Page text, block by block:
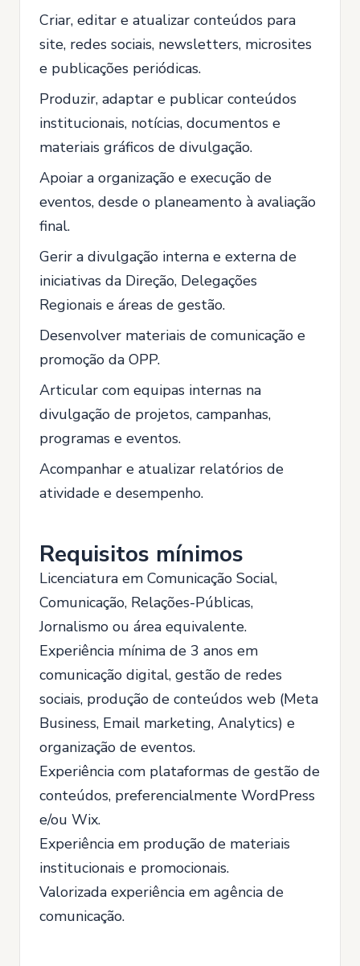
Criar, editar e atualizar conteúdos para
site, redes sociais, newsletters, microsites
e publicações periódicas.
Produzir, adaptar e publicar conteúdos
institucionais, notícias, documentos e
materiais gráficos de divulgação.
Apoiar a organização e execução de
eventos, desde o planeamento à avaliação
final.
Gerir a divulgação interna e externa de
iniciativas da Direção, Delegações
Regionais e áreas de gestão.
Desenvolver materiais de comunicação e
promoção da OPP.
Articular com equipas internas na
divulgação de projetos, campanhas,
programas e eventos.
Acompanhar e atualizar relatórios de
atividade e desempenho.
Requisitos mínimos
Licenciatura em Comunicação Social,
Comunicação, Relações-Públicas,
Jornalismo ou área equivalente.
Experiência mínima de 3 anos em
comunicação digital, gestão de redes
sociais, produção de conteúdos web (Meta
Business, Email marketing, Analytics) e
organização de eventos.
Experiência com plataformas de gestão de
conteúdos, preferencialmente WordPress
e/ou Wix.
Experiência em produção de materiais
institucionais e promocionais.
Valorizada experiência em agência de
comunicação.